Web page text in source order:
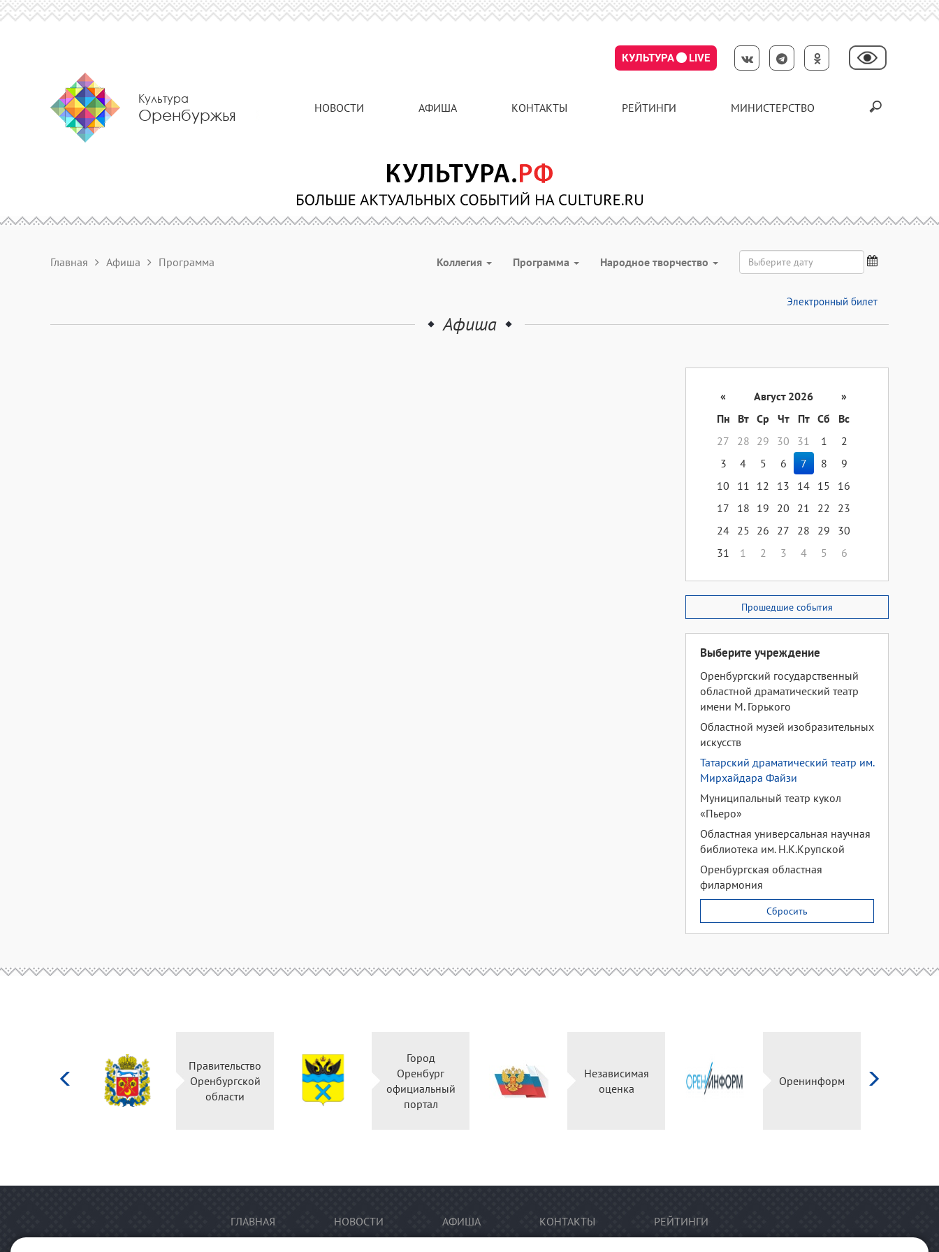
КУЛЬТУРА LIVE
Культура
Оренбуржья НОВОСТИ АФИША КОНТАКТЫ РЕЙТИНГИ МИНИСТЕРСТВО
Главная Афиша Программа Коллегия Программа Народное творчество
Электронный билет
Афиша
« Август 2026
»
Пн
Вт Ср Чт Пт Сб
Вс
27
28 29 30 31 1
2
3
4 5 6 7 8
9
10
11 12 13 14 15
16
17
18 19 20 21 22
23
24 25 26 27 28 29
30
31
1 2 3 4 5 6
Прошедшие события
Выберите учреждение
Оренбургский государственный
областной драматический театр
имени М. Горького
Областной музей изобразительных
искусств
Татарский драматический театр им.
Мирхайдара Файзи
Муниципальный театр кукол
«Пьеро»
Областная универсальная научная
библиотека им. Н.К.Крупской
Оренбургская областная
филармония
Сбросить
Правительство
Оренбургской
области
Город
Оренбург
официальный
портал
Независимая
оценка
Оренинформ
ГЛАВНАЯ НОВОСТИ АФИША КОНТАКТЫ РЕЙТИНГИ